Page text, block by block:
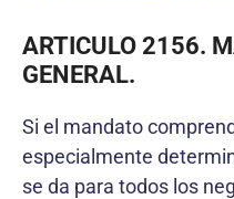
ARTICULO 2156.
GENERAL.
Si el mandato
especialmente
se da para todos los